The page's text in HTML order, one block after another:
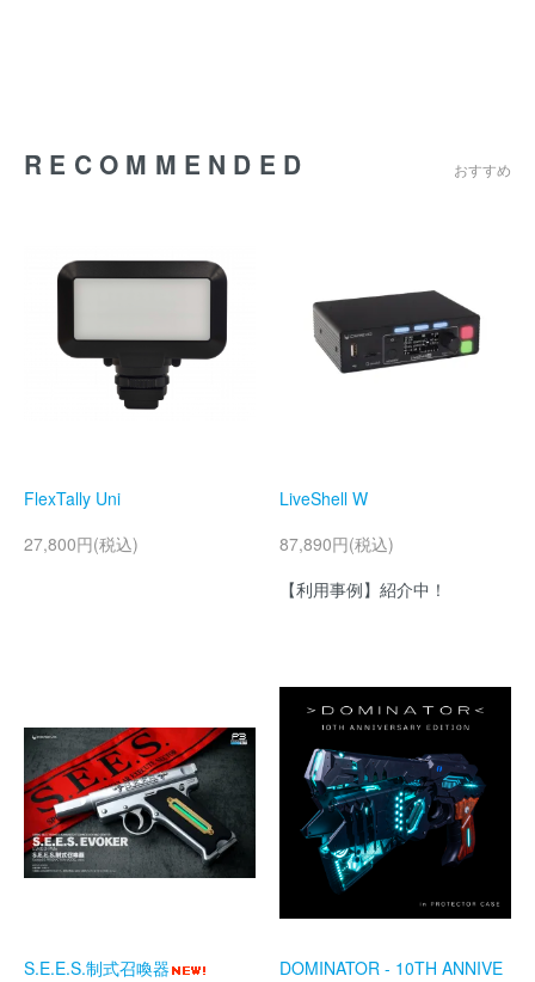
RECOMMENDED おすすめ
FlexTally Uni
27,800円(税込)
LiveShell W
87,890円(税込)
【利用事例】紹介中！
S.E.E.S.制式召喚器
DOMINATOR - 10TH ANNIVE